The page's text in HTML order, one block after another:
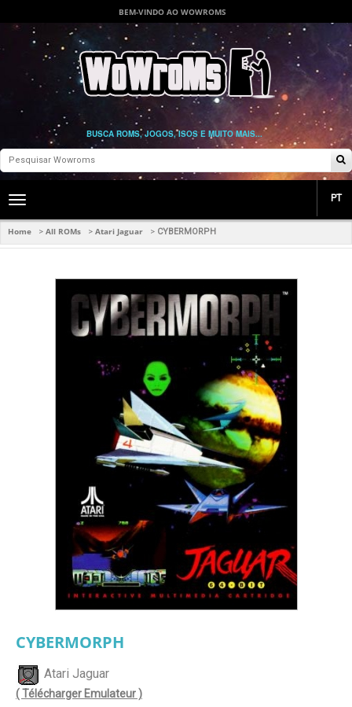
BEM-VINDO AO WOWROMS
BUSCA ROMS, JOGOS, ISOS E MUITO MAIS...
Toggle
navigation
PT
Home > All ROMs > Atari Jaguar > CYBERMORPH
CYBERMORPH
Atari Jaguar
( Télécharger Emulateur )